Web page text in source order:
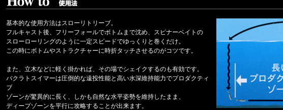
基本的な使用方法はスローリトリーブ。
フルキャスト後、フリーフォールでボトムまで沈め、スピナーベイトの
スローローリングのように一定スピードでゆっくりと巻くだけ。
この時にボトムやストラクチャーに時折タッチさせるのがコツです。
また、立木などに軽く掛かれば、その場でシェイクするのも有効です。
バクラトスイマーは圧倒的な遠投性能と高い水深維持能力でプロダクティ
ブ
ゾーンが驚異的に長く、しかも自然な水平姿勢を維持したまま、
ディープゾーンを平行に攻略することが出来ます。